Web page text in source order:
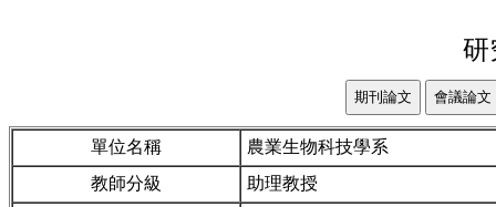
研
單位名稱
農業生物科技學系
教師分級
助理教授